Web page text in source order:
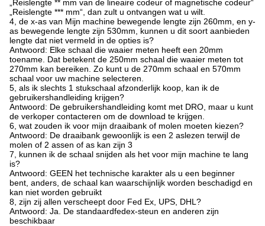
„Reislengte ** mm van de lineaire codeur of magnetische codeur“
„Reislengte *** mm“, dan zult u ontvangen wat u wilt.
4, de x-as van Mijn machine bewegende lengte zijn 260mm, en y-
as bewegende lengte zijn 530mm, kunnen u dit soort aanbieden
lengte dat niet vermeld in de opties is?
Antwoord: Elke schaal die waaier meten heeft een 20mm
toename. Dat betekent de 250mm schaal die waaier meten tot
270mm kan bereiken. Zo kunt u de 270mm schaal en 570mm
schaal voor uw machine selecteren.
5, als ik slechts 1 stukschaal afzonderlijk koop, kan ik de
gebruikershandleiding krijgen?
Antwoord: De gebruikershandleiding komt met DRO, maar u kunt
de verkoper contacteren om de download te krijgen.
6, wat zouden ik voor mijn draaibank of molen moeten kiezen?
Antwoord: De draaibank gewoonlijk is een 2 aslezen terwijl de
molen of 2 assen of as kan zijn 3
7, kunnen ik de schaal snijden als het voor mijn machine te lang
is?
Antwoord: GEEN het technische karakter als u een beginner
bent, anders, de schaal kan waarschijnlijk worden beschadigd en
kan niet worden gebruikt
8, zijn zij allen verscheept door Fed Ex, UPS, DHL?
Antwoord: Ja. De standaardfedex-steun en anderen zijn
beschikbaar